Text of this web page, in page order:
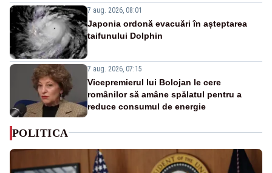
7 aug. 2026, 08:01
Japonia ordonă evacuări în așteptarea
taifunului Dolphin
7 aug. 2026, 07:15
Vicepremierul lui Bolojan le cere
românilor să amâne spălatul pentru a
reduce consumul de energie
POLITICA